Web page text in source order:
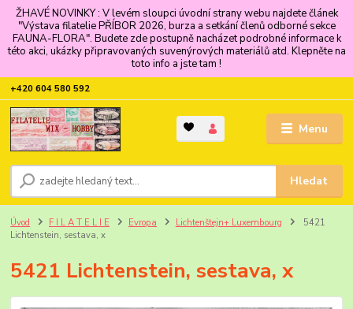
ŽHAVÉ NOVINKY : V levém sloupci úvodní strany webu najdete článek
"Výstava filatelie PŘÍBOR 2026, burza a setkání členů odborné sekce
FAUNA-FLORA". Budete zde postupně nacházet podrobné informace k
této akci, ukázky připravovaných suvenýrových materiálů atd. Klepněte na
toto info a jste tam !
Menu
Hledat
+420 604 580 592
Úvod F I L A T E L I E Evropa Lichtenštejn+ Luxembourg
5421
Lichtenstein, sestava, x
5421 Lichtenstein, sestava, x